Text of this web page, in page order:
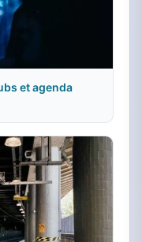
et agenda